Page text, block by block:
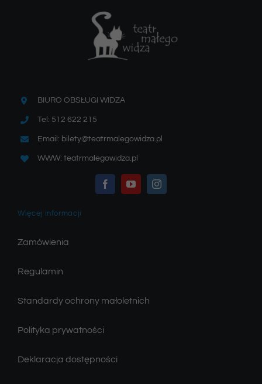
BIURO OBSŁUGI WIDZA
Tel: 512 622 215
Email: bilety@teatrmalegowidza.pl
WWW: teatrmalegowidza.pl
Więcej informacji
Zamówienia
Regulamin
Standardy ochrony małoletnich
Polityka prywatności
Deklaracja dostępności